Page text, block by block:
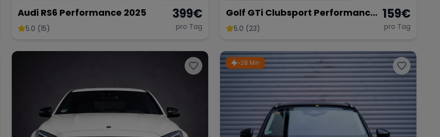
Audi RS6 Performance 2025
5.0 (15)
399€
pro Tag
Golf GTi Clubsport Performance
Paket
5.0 (23)
159€
pro Tag
~28 Min